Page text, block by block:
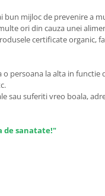
bun mijloc de prevenire a
ori din cauza unei
certificate organic,
persoana la alta in functie
sau suferiti vreo boala,
de sanatate!"